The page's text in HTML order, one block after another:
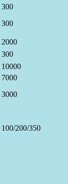
300
300
2000
300
10000
7000
3000
100/200/350